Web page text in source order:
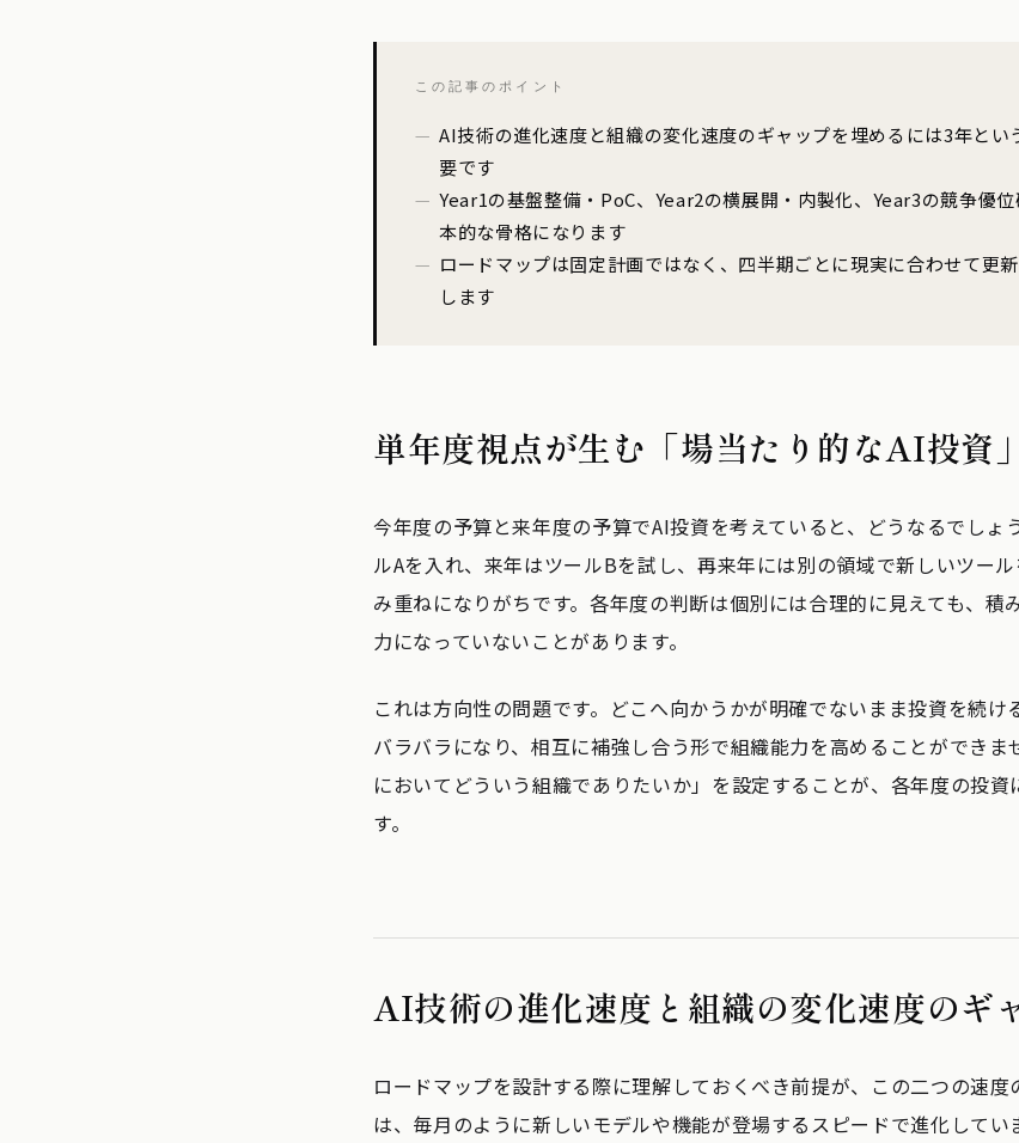
この記事のポイント
AI技術の進化速度と組織の変化速度のギャップを埋めるには3年とい
要です
Year1の基盤整備・PoC、Year2の横展開・内製化、Year3の競争優
本的な骨格になります
ロードマップは固定計画ではなく、四半期ごとに現実に合わせて更
します
単年度視点が生む「場当たり的なAI投資」
今年度の予算と来年度の予算でAI投資を考えていると、どうなるでしょ
ルAを入れ、来年はツールBを試し、再来年には別の領域で新しいツー
み重ねになりがちです。各年度の判断は個別には合理的に見えても、積
力になっていないことがあります。
これは方向性の問題です。どこへ向かうかが明確でないまま投資を続け
バラバラになり、相互に補強し合う形で組織能力を高めることができま
においてどういう組織でありたいか」を設定することが、各年度の投資
す。
AI技術の進化速度と組織の変化速度のギ
ロードマップを設計する際に理解しておくべき前提が、この二つの速度
は、毎月のように新しいモデルや機能が登場するスピードで進化してい